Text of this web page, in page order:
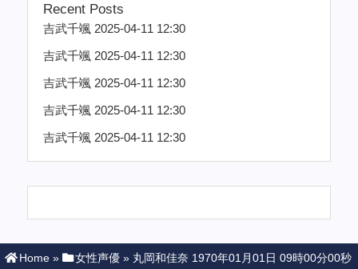
Recent Posts
吉武千颯 2025-04-11 12:30
吉武千颯 2025-04-11 12:30
吉武千颯 2025-04-11 12:30
吉武千颯 2025-04-11 12:30
吉武千颯 2025-04-11 12:30
Home » 女性声優 » 丸岡和佳奈 1970年01月01日 09時00分00秒